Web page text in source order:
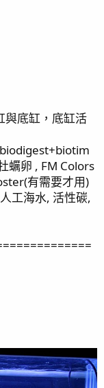
與底缸，底缸活
蠣卵 , FM Colors
有需要才用)
工海水, 活性碳,